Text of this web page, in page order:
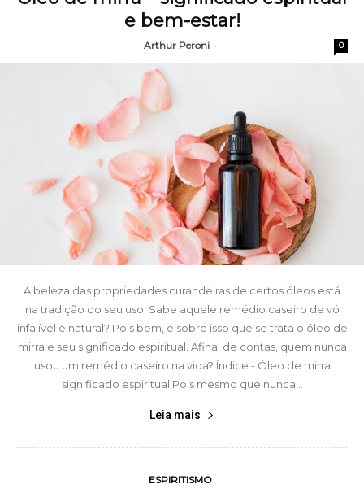
e bem-estar!
Arthur Peroni - 0
A beleza das propriedades curandeiras de certos óleos está
na tradição do seu uso. Sabe aquele remédio caseiro de vó
infalível e natural? Pois bem, é sobre isso que se trata o óleo de
mirra e seu significado espiritual. Afinal de contas, quem nunca
usou um remédio caseiro na vida? Índice - Óleo de mirra
significado espiritual Pois mesmo que nunca...
Leia mais
ESPIRITISMO